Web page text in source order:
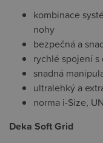
kombinace
nohy
bezpečná a
rychlé spojení
snadná
ultralehký a
norma i-Size,
Deka Soft Grid